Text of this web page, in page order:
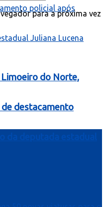
do Norte,
destacamento
para a próxima vez